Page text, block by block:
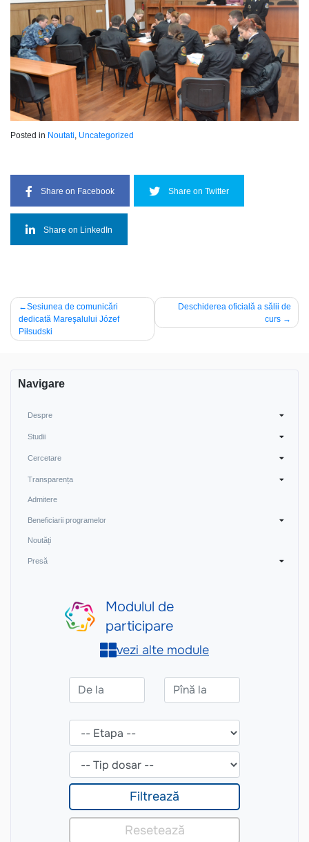
Posted in Noutati, Uncategorized
Share on Facebook Share on Twitter
Share on LinkedIn
Navigare
în
articole
Sesiunea de comunicări
dedicată Mareşalului Józef
Piłsudski
Deschiderea oficială a sălii de
curs
Navigare
Despre
Studii
Cercetare
Transparența
Admitere
Beneficiarii programelor
Noutăți
Presă